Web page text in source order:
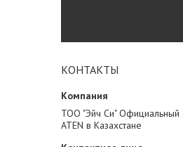
КОНТАКТЫ
ТОО "Эйч Си" Официальный
ATEN в Казахстане